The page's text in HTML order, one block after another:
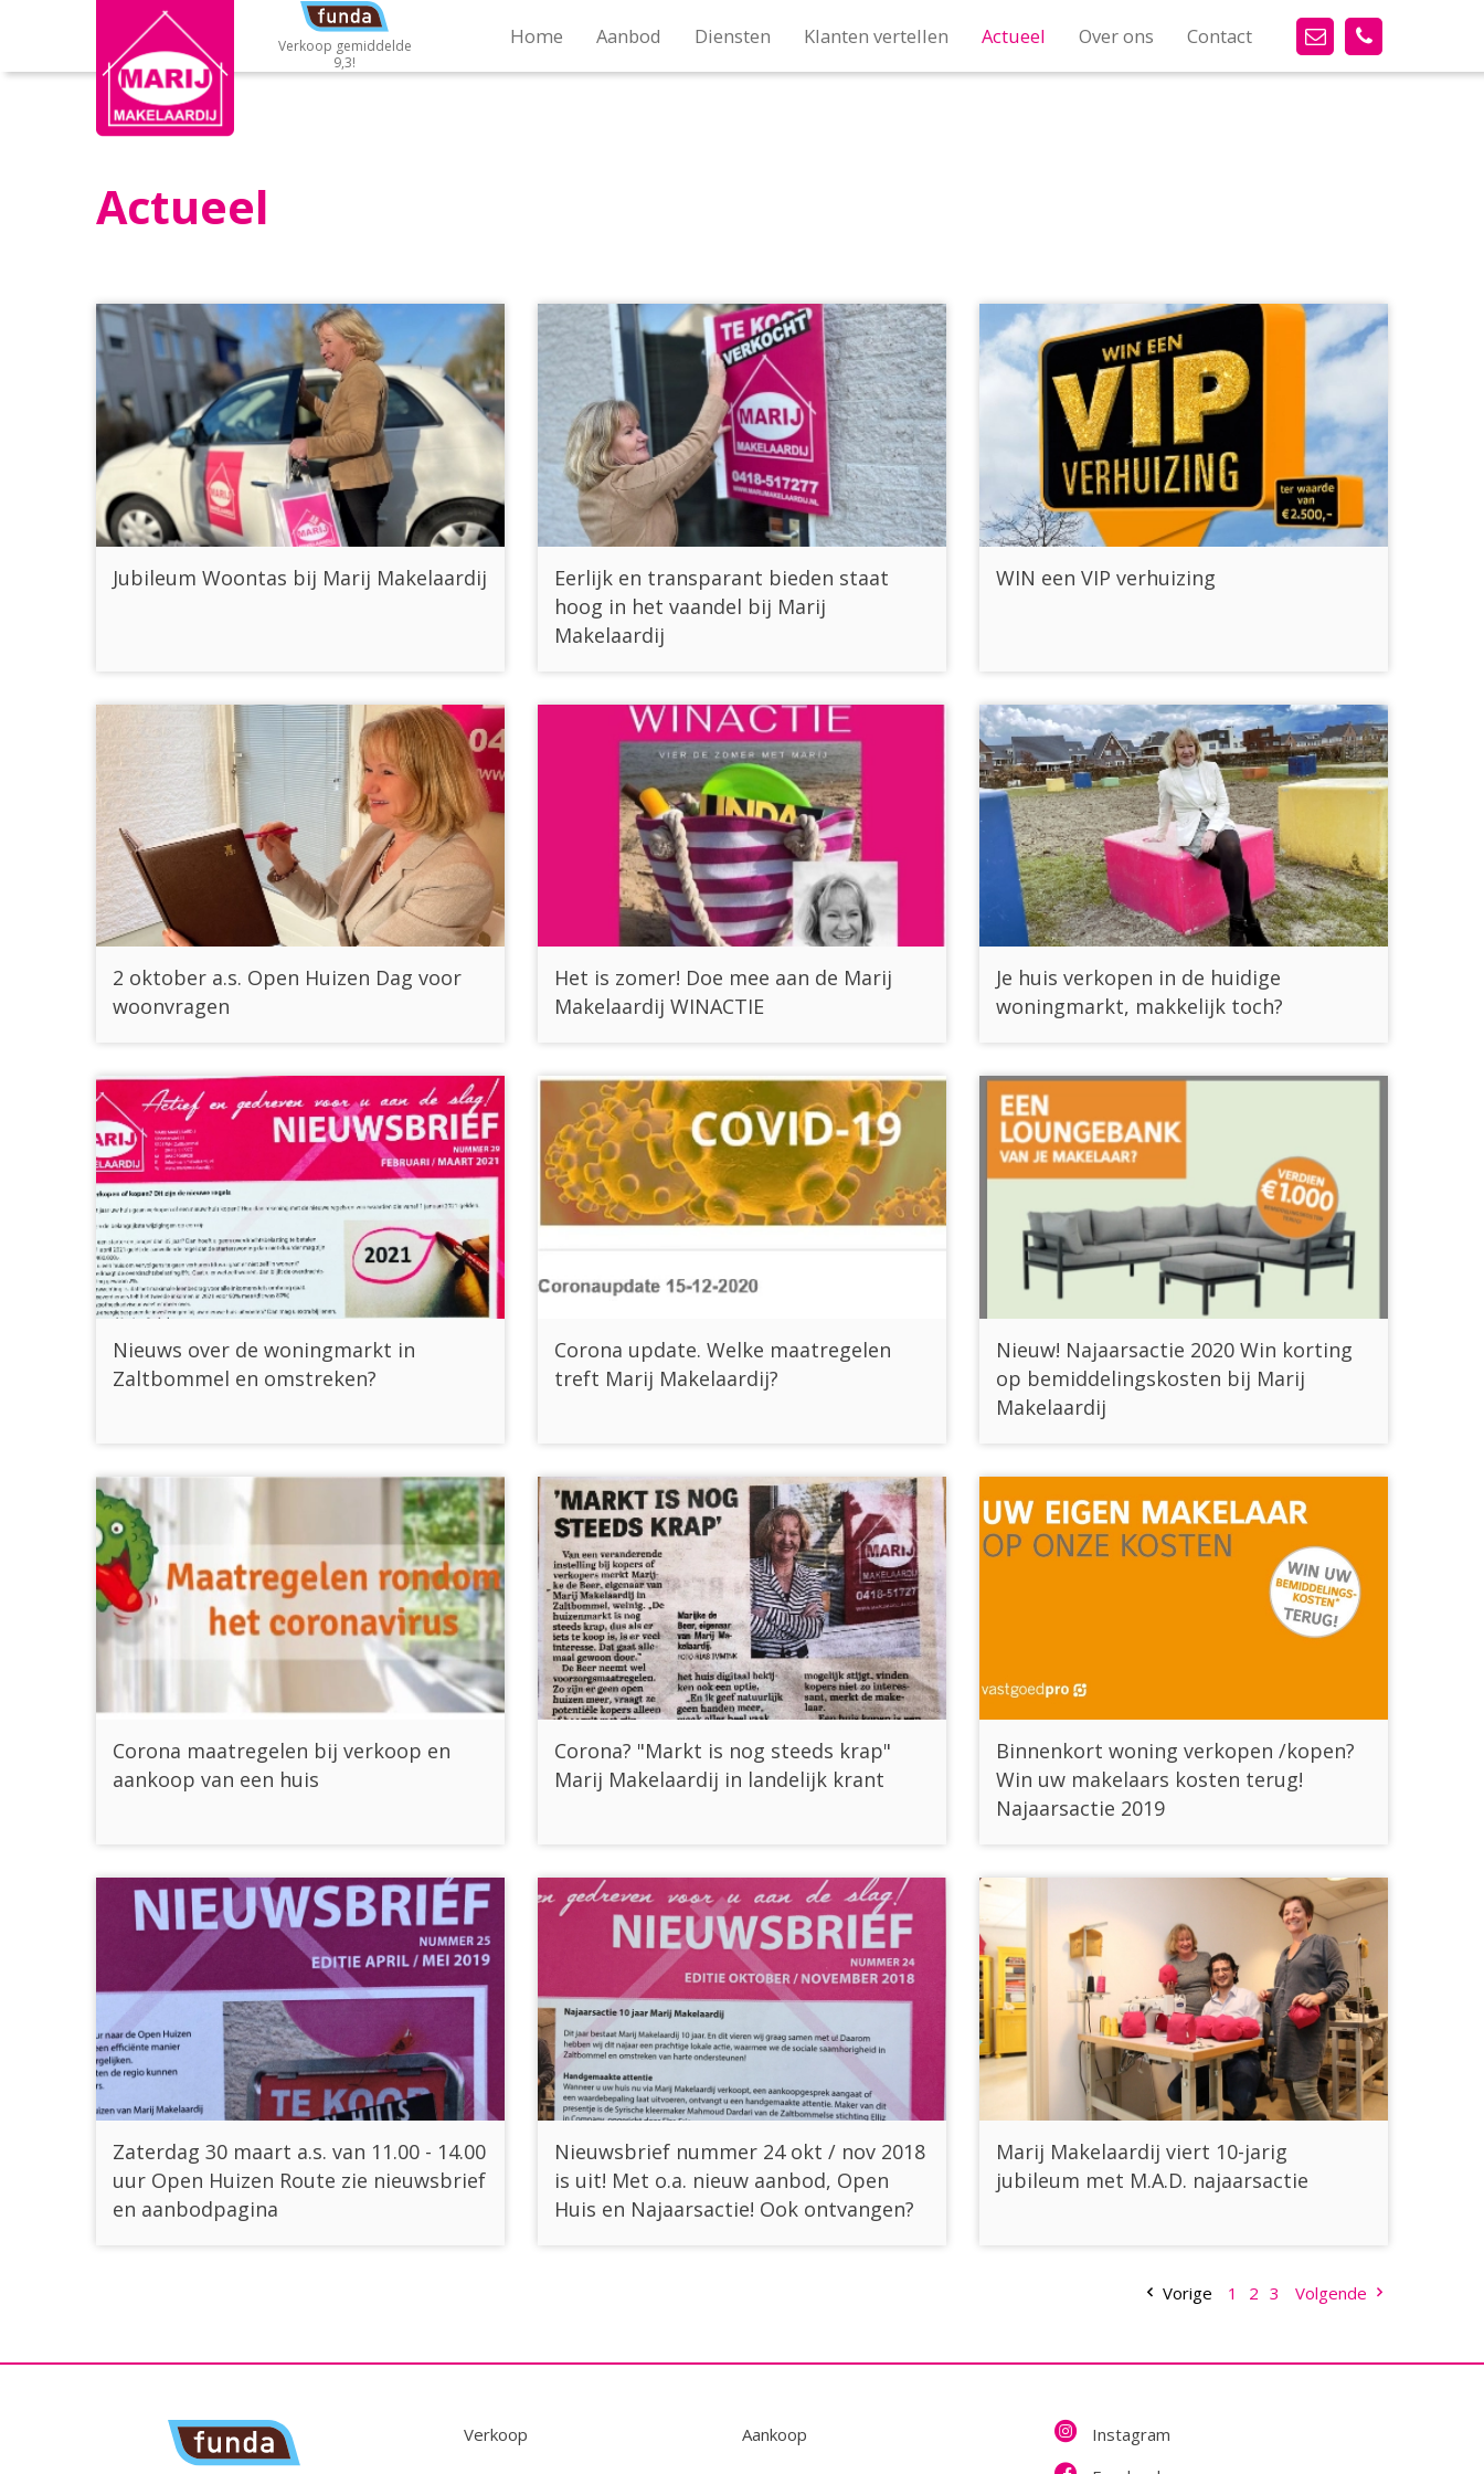
Verkoop gemiddelde
9,3!
Home Aanbod Diensten Klanten vertellen Actueel Over ons Contact
Actueel
Jubileum Woontas bij Marij Makelaardij
Eerlijk en transparant bieden staat
hoog in het vaandel bij Marij
Makelaardij
WIN een VIP verhuizing
2 oktober a.s. Open Huizen Dag voor
woonvragen
Het is zomer! Doe mee aan de Marij
Makelaardij WINACTIE
Je huis verkopen in de huidige
woningmarkt, makkelijk toch?
Nieuws over de woningmarkt in
Zaltbommel en omstreken?
Corona update. Welke maatregelen
treft Marij Makelaardij?
Nieuw! Najaarsactie 2020 Win korting
op bemiddelingskosten bij Marij
Makelaardij
Corona maatregelen bij verkoop en
aankoop van een huis
Corona? "Markt is nog steeds krap"
Marij Makelaardij in landelijk krant
Binnenkort woning verkopen /kopen?
Win uw makelaars kosten terug!
Najaarsactie 2019
Zaterdag 30 maart a.s. van 11.00 - 14.00
uur Open Huizen Route zie nieuwsbrief
en aanbodpagina
Nieuwsbrief nummer 24 okt / nov 2018
is uit! Met o.a. nieuw aanbod, Open
Huis en Najaarsactie! Ook ontvangen?
Marij Makelaardij viert 10-jarig
jubileum met M.A.D. najaarsactie
Vorige 1 2 3 Volgende
Verkoop Aankoop
Instagram